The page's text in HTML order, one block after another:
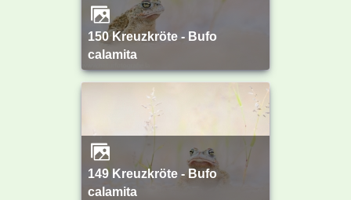
150 Kreuzkröte - Bufo
calamita
149 Kreuzkröte - Bufo
calamita